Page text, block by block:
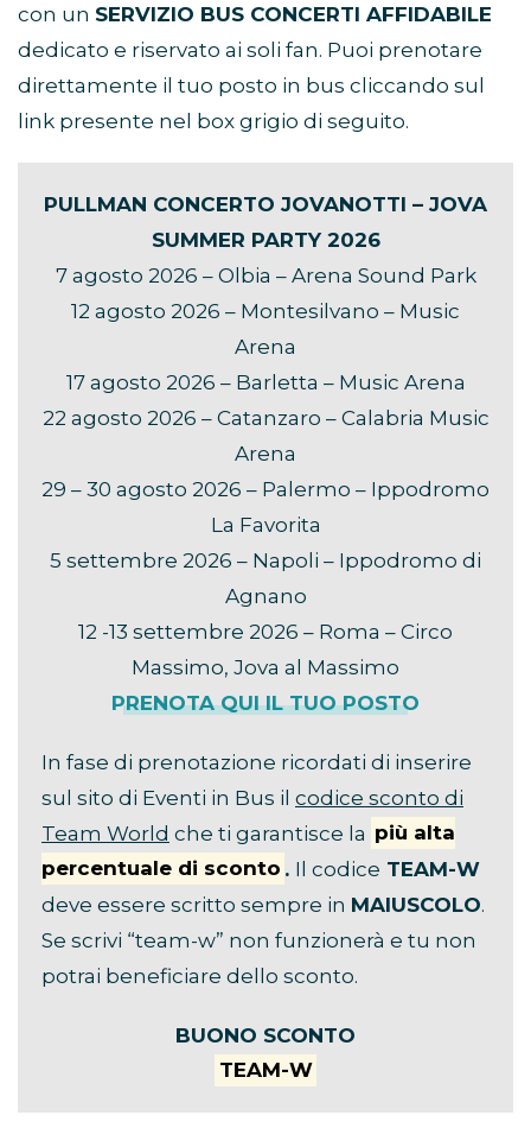
con un SERVIZIO BUS CONCERTI AFFIDABILE
dedicato e riservato ai soli fan. Puoi prenotare
direttamente il tuo posto in bus cliccando sul
link presente nel box grigio di seguito.
PULLMAN CONCERTO JOVANOTTI – JOVA
SUMMER PARTY 2026
7 agosto 2026 – Olbia – Arena Sound Park
12 agosto 2026 – Montesilvano – Music
Arena
17 agosto 2026 – Barletta – Music Arena
22 agosto 2026 – Catanzaro – Calabria Music
Arena
29 – 30 agosto 2026 – Palermo – Ippodromo
La Favorita
5 settembre 2026 – Napoli – Ippodromo di
Agnano
12 -13 settembre 2026 – Roma – Circo
Massimo, Jova al Massimo
PRENOTA QUI IL TUO POSTO
In fase di prenotazione ricordati di inserire
sul sito di Eventi in Bus il codice sconto di
Team World che ti garantisce la più alta
percentuale di sconto . Il codice TEAM-W
deve essere scritto sempre in MAIUSCOLO.
Se scrivi “team-w” non funzionerà e tu non
potrai beneficiare dello sconto.
BUONO SCONTO
TEAM-W